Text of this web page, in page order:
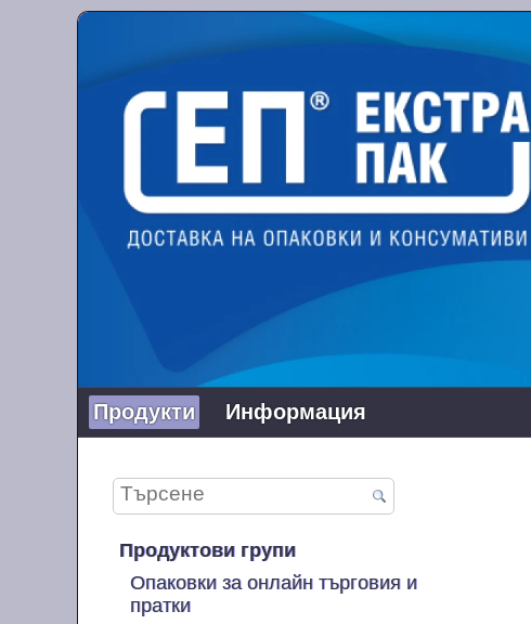
Продукти Информация
Продуктови групи
Опаковки за онлайн търговия и
пратки